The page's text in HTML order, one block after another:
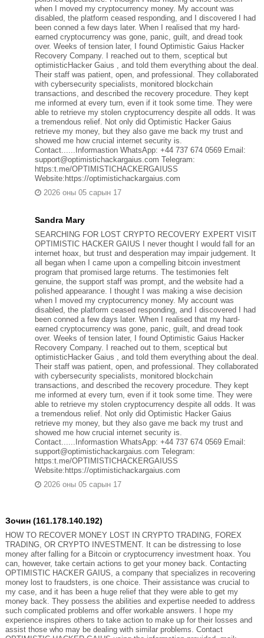
when I moved my cryptocurrency money. My account was
disabled, the platform ceased responding, and I discovered I had
been conned a few days later. When I realised that my hard-
earned cryptocurrency was gone, panic, guilt, and dread took
over. Weeks of tension later, I found Optimistic Gaius Hacker
Recovery Company. I reached out to them, sceptical but
optimisticHacker Gaius , and told them everything about the deal.
Their staff was patient, open, and professional. They collaborated
with cybersecurity specialists, monitored blockchain
transactions, and described the recovery procedure. They kept
me informed at every turn, even if it took some time. They were
able to retrieve my stolen cryptocurrency despite all odds. It was
a tremendous relief. Not only did Optimistic Hacker Gaius
retrieve my money, but they also gave me back my trust and
showed me how crucial internet security is.
Contact......Informastion WhatsApp: +44 737 674 0569 Email:
support@optimistichackargaius.com Telegram:
https:t.me/OPTIMISTICHACKERGAIUSS
Website:https://optimistichackargaius.com
2026 оны 05 сарын 17
Sandra Mary
SEARCHING FOR LOST CRYPTO RECOVERY EXPERT VISIT
OPTIMISTIC HACKER GAIUS I never thought I would fall for an
internet hoax, but trust and desperation may impair judgement. It
all began when I came upon a compelling bitcoin investment
program that promised large returns. The testimonies felt
genuine, the support staff was prompt, and the website had a
polished appearance. I thought I was making a wise decision
when I moved my cryptocurrency money. My account was
disabled, the platform ceased responding, and I discovered I had
been conned a few days later. When I realised that my hard-
earned cryptocurrency was gone, panic, guilt, and dread took
over. Weeks of tension later, I found Optimistic Gaius Hacker
Recovery Company. I reached out to them, sceptical but
optimisticHacker Gaius , and told them everything about the deal.
Their staff was patient, open, and professional. They collaborated
with cybersecurity specialists, monitored blockchain
transactions, and described the recovery procedure. They kept
me informed at every turn, even if it took some time. They were
able to retrieve my stolen cryptocurrency despite all odds. It was
a tremendous relief. Not only did Optimistic Hacker Gaius
retrieve my money, but they also gave me back my trust and
showed me how crucial internet security is.
Contact......Informastion WhatsApp: +44 737 674 0569 Email:
support@optimistichackargaius.com Telegram:
https:t.me/OPTIMISTICHACKERGAIUSS
Website:https://optimistichackargaius.com
2026 оны 05 сарын 17
Зочин (161.178.140.192)
HOW TO RECOVER MONEY LOST IN CRYPTO TRADING, FOREX
TRADING, OR CRYPTO INVESTMENT. It can be distressing to lose
money after falling for a Bitcoin or cryptocurrency investment hoax. You
can, however, take certain actions to get your money back. Contacting
OPTIMISTIC HACKER GAIUS, a company that specializes in recovering
money lost to fraudsters, is one choice. Their assistance was crucial to
my case, and it has been a huge relief that they were able to get my
money back. They possess the abilities and expertise needed to address
such complicated problems and offer workable answers. I hope my
experience inspires others to take action to make up for their losses and
assist those who may be dealing with similar problems. Contact